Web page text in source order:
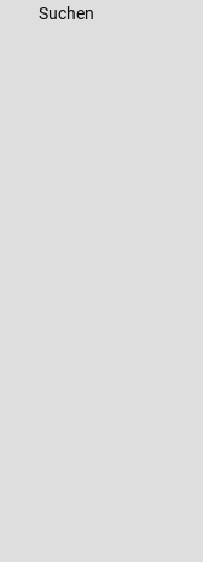
Suchen